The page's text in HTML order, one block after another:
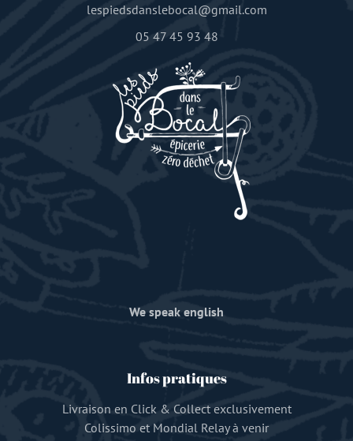
lespiedsdanslebocal@gmail.com
05 47 45 93 48
We speak english
Infos pratiques
Livraison en Click & Collect exclusivement
Colissimo et Mondial Relay à venir